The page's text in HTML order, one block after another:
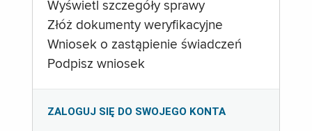
Wyświetl szczegóły sprawy
Złóż dokumenty weryfikacyjne
Wniosek o zastąpienie świadczeń
Podpisz wniosek
ZALOGUJ SIĘ DO SWOJEGO KONTA